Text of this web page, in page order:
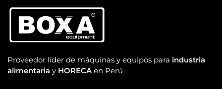
Proveedor líder de máquinas y equipos para industria
alimentaria y HORECAen Perú